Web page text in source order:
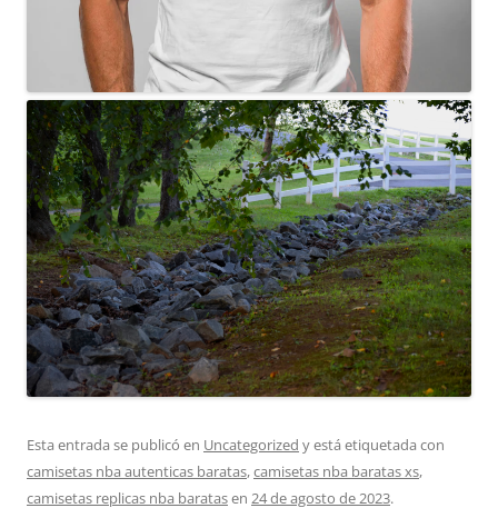
Esta entrada se publicó en Uncategorized y está etiquetada con
camisetas nba autenticas baratas,camisetas nba baratas xs,
camisetas replicas nba baratasen 24 de agosto de 2023.